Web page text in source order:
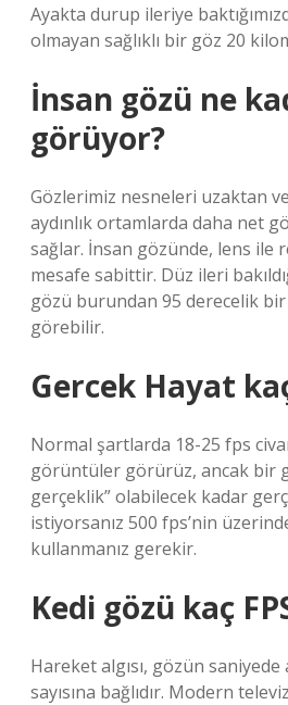
Ayakta durup ileriye
olmayan sağlıklı bir göz 20
İnsan gözü ne
görüyor?
Gözlerimiz nesneleri uzaktan
aydınlık ortamlarda daha net
sağlar. İnsan gözünde, lens ile
mesafe sabittir. Düz ileri
gözü burundan 95 derecelik bir
görebilir.
Gercek Hayat
Normal şartlarda 18-25 fps
görüntüler görürüz, ancak bir
gerçeklik” olabilecek kadar
istiyorsanız 500 fps’nin
kullanmanız gerekir.
Kedi gözü kaç
Hareket algısı, gözün
sayısına bağlıdır. Modern